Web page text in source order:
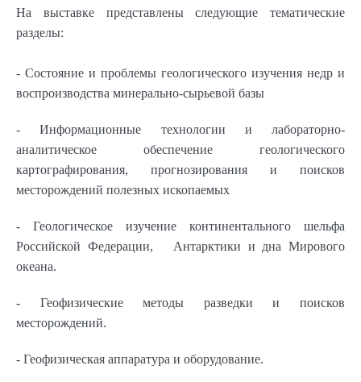
На выставке представлены следующие тематические
разделы:
- Состояние и проблемы геологического изучения недр и
воспроизводства минерально-сырьевой базы
- Информационные технологии и лабораторно-
аналитическое обеспечение геологического
картографирования, прогнозирования и поисков
месторождений полезных ископаемых
- Геологическое изучение континентального шельфа
Российской Федерации, Антарктики и дна Мирового
океана.
- Геофизические методы разведки и поисков
месторождений.
- Геофизическая аппаратура и оборудование.